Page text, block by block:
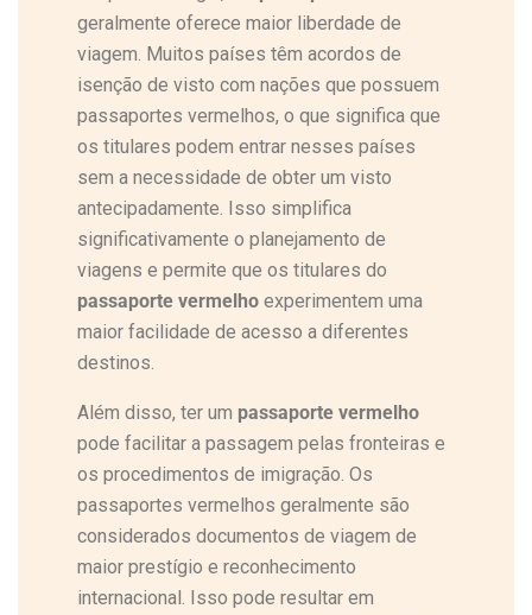
geralmente oferece maior liberdade de
viagem. Muitos países têm acordos de
isenção de visto com nações que possuem
passaportes vermelhos, o que significa que
os titulares podem entrar nesses países
sem a necessidade de obter um visto
antecipadamente. Isso simplifica
significativamente o planejamento de
viagens e permite que os titulares do
passaporte vermelho experimentem uma
maior facilidade de acesso a diferentes
destinos.
Além disso, ter um passaporte vermelho
pode facilitar a passagem pelas fronteiras e
os procedimentos de imigração. Os
passaportes vermelhos geralmente são
considerados documentos de viagem de
maior prestígio e reconhecimento
internacional. Isso pode resultar em